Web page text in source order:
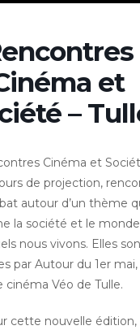
et
–
Cinéma et
de projection,
autour d’un thème
la société et le
nous vivons. Elles
par Autour du 1er
cinéma Véo de Tulle.
cette nouvelle édition,